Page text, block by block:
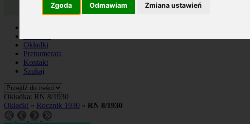
Zgoda Odmawiam Zmiana ustawień
Okładki
Prenumerata
Kontakt
Szukaj
Okładka: RN 8/1930
Okładki » Rocznik 1930 » RN 8/1930